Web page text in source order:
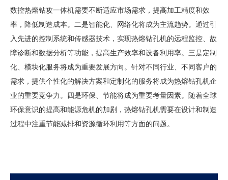
数控热熔钻攻一体机需要不断适应市场需求，提高加工精度和效
率，降低制造成本。二是智能化、网络化将成为主流趋势。通过引
入先进的控制系统和传感器技术，实现热熔钻孔机的远程监控、故
障诊断和数据分析等功能，提高生产效率和设备利用率。三是定制
化、模块化服务将成为重要发展方向。针对不同行业、不同客户的
需求，提供个性化的解决方案和定制化的服务将成为热熔钻孔机企
业的重要竞争力。四是环保、节能将成为重要考量因素。随着全球
环保意识的提高和能源危机的加剧，热熔钻孔机需要在设计和制造
过程中注重节能减排和资源循环利用等方面的问题。